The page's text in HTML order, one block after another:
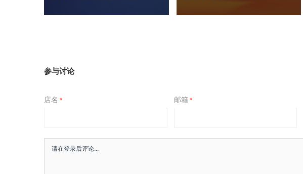
参与讨论
店名 * 邮箱 *